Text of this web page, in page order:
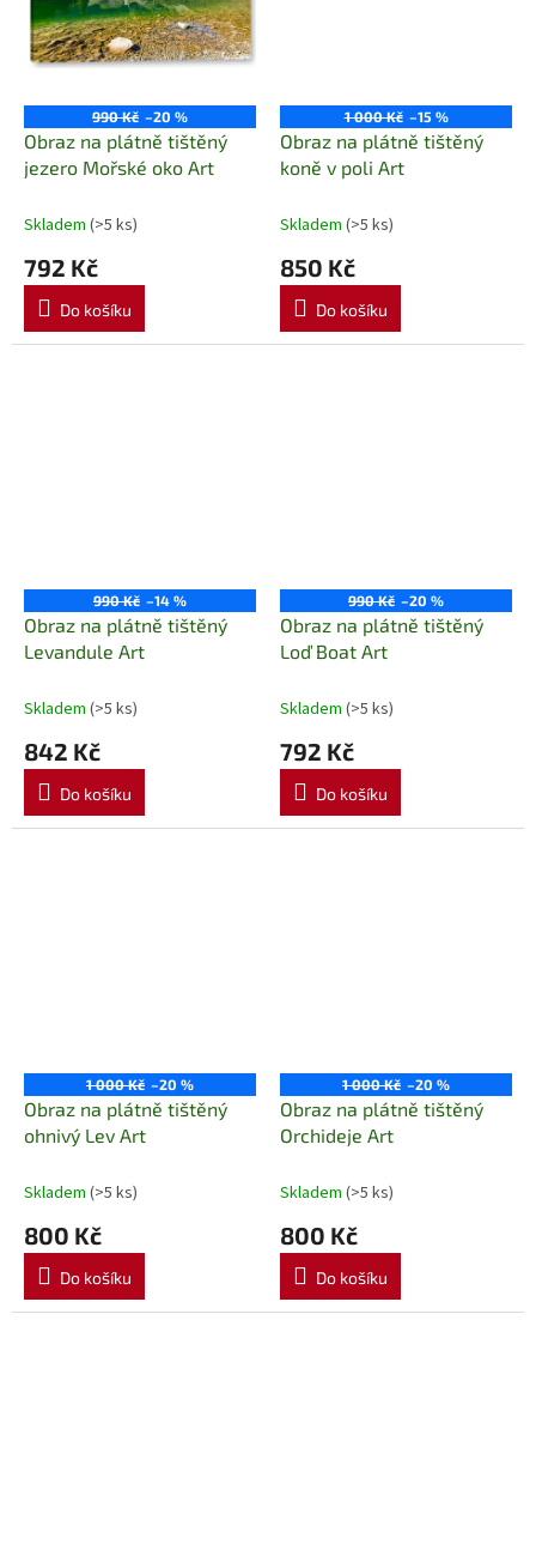
990 Kč –20 %
Obraz na plátně tištěný
jezero Mořské oko Art
Skladem (>5 ks)
792 Kč
Do košíku
1 000 Kč –15 %
Obraz na plátně tištěný
koně v poli Art
Skladem (>5 ks)
850 Kč
Do košíku
990 Kč –14 %
Obraz na plátně tištěný
Levandule Art
Skladem (>5 ks)
842 Kč
Do košíku
990 Kč –20 %
Obraz na plátně tištěný
Loď Boat Art
Skladem (>5 ks)
792 Kč
Do košíku
1 000 Kč –20 %
Obraz na plátně tištěný
ohnivý Lev Art
Skladem (>5 ks)
800 Kč
Do košíku
1 000 Kč –20 %
Obraz na plátně tištěný
Orchideje Art
Skladem (>5 ks)
800 Kč
Do košíku